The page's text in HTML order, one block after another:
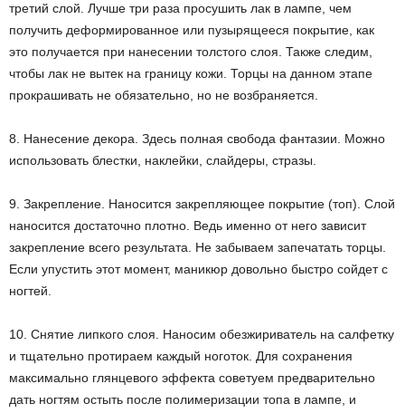
третий слой. Лучше три раза просушить лак в лампе, чем
получить деформированное или пузырящееся покрытие, как
это получается при нанесении толстого слоя. Также следим,
чтобы лак не вытек на границу кожи. Торцы на данном этапе
прокрашивать не обязательно, но не возбраняется.
8. Нанесение декора. Здесь полная свобода фантазии. Можно
использовать блестки, наклейки, слайдеры, стразы.
9. Закрепление. Наносится закрепляющее покрытие (топ). Слой
наносится достаточно плотно. Ведь именно от него зависит
закрепление всего результата. Не забываем запечатать торцы.
Если упустить этот момент, маникюр довольно быстро сойдет с
ногтей.
10. Снятие липкого слоя. Наносим обезжириватель на салфетку
и тщательно протираем каждый ноготок. Для сохранения
максимально глянцевого эффекта советуем предварительно
дать ногтям остыть после полимеризации топа в лампе, и